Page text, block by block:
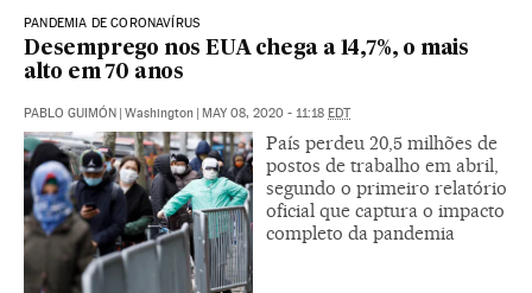
PANDEMIA DE CORONAVÍRUS
Desemprego nos EUA chega a 14,7%, o mais
alto em 70 anos
PABLO GUIMÓN | Washington | MAY 08, 2020 - 11:18 EDT
País perdeu 20,5 milhões de
postos de trabalho em abril,
segundo o primeiro relatório
oficial que captura o impacto
completo da pandemia